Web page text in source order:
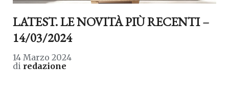
LATEST. LE NOVITÀ PIÙ RECENTI –
14/03/2024
14 Marzo 2024
di redazione